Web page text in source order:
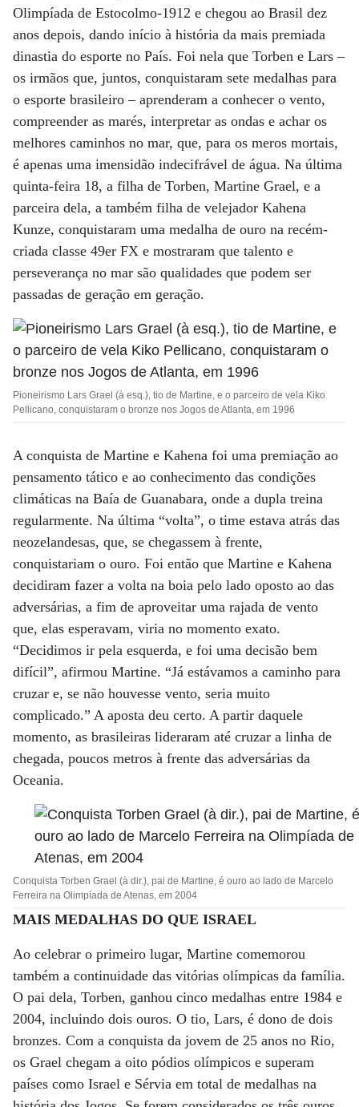
Olimpíada de Estocolmo-1912 e chegou ao Brasil dez
anos depois, dando início à história da mais premiada
dinastia do esporte no País. Foi nela que Torben e Lars –
os irmãos que, juntos, conquistaram sete medalhas para
o esporte brasileiro – aprenderam a conhecer o vento,
compreender as marés, interpretar as ondas e achar os
melhores caminhos no mar, que, para os meros mortais,
é apenas uma imensidão indecifrável de água. Na última
quinta-feira 18, a filha de Torben, Martine Grael, e a
parceira dela, a também filha de velejador Kahena
Kunze, conquistaram uma medalha de ouro na recém-
criada classe 49er FX e mostraram que talento e
perseverança no mar são qualidades que podem ser
passadas de geração em geração.
Pioneirismo Lars Grael (à esq.), tio de Martine, e o parceiro de vela Kiko
Pellicano, conquistaram o bronze nos Jogos de Atlanta, em 1996
A conquista de Martine e Kahena foi uma premiação ao
pensamento tático e ao conhecimento das condições
climáticas na Baía de Guanabara, onde a dupla treina
regularmente. Na última “volta”, o time estava atrás das
neozelandesas, que, se chegassem à frente,
conquistariam o ouro. Foi então que Martine e Kahena
decidiram fazer a volta na boia pelo lado oposto ao das
adversárias, a fim de aproveitar uma rajada de vento
que, elas esperavam, viria no momento exato.
“Decidimos ir pela esquerda, e foi uma decisão bem
difícil”, afirmou Martine. “Já estávamos a caminho para
cruzar e, se não houvesse vento, seria muito
complicado.” A aposta deu certo. A partir daquele
momento, as brasileiras lideraram até cruzar a linha de
chegada, poucos metros à frente das adversárias da
Oceania.
Conquista Torben Grael (à dir.), pai de Martine, é ouro ao lado de Marcelo
Ferreira na Olimpíada de Atenas, em 2004
MAIS MEDALHAS DO QUE ISRAEL
Ao celebrar o primeiro lugar, Martine comemorou
também a continuidade das vitórias olímpicas da família.
O pai dela, Torben, ganhou cinco medalhas entre 1984 e
2004, incluindo dois ouros. O tio, Lars, é dono de dois
bronzes. Com a conquista da jovem de 25 anos no Rio,
os Grael chegam a oito pódios olímpicos e superam
países como Israel e Sérvia em total de medalhas na